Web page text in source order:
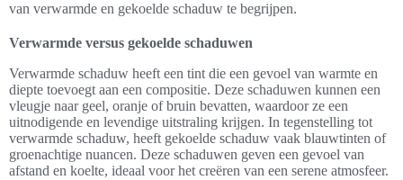
van verwarmde en gekoelde schaduw te begrijpen.
Verwarmde versus gekoelde schaduwen
Verwarmde schaduw heeft een tint die een gevoel van warmte en
diepte toevoegt aan een compositie. Deze schaduwen kunnen een
vleugje naar geel, oranje of bruin bevatten, waardoor ze een
uitnodigende en levendige uitstraling krijgen. In tegenstelling tot
verwarmde schaduw, heeft gekoelde schaduw vaak blauwtinten of
groenachtige nuancen. Deze schaduwen geven een gevoel van
afstand en koelte, ideaal voor het creëren van een serene atmosfeer.